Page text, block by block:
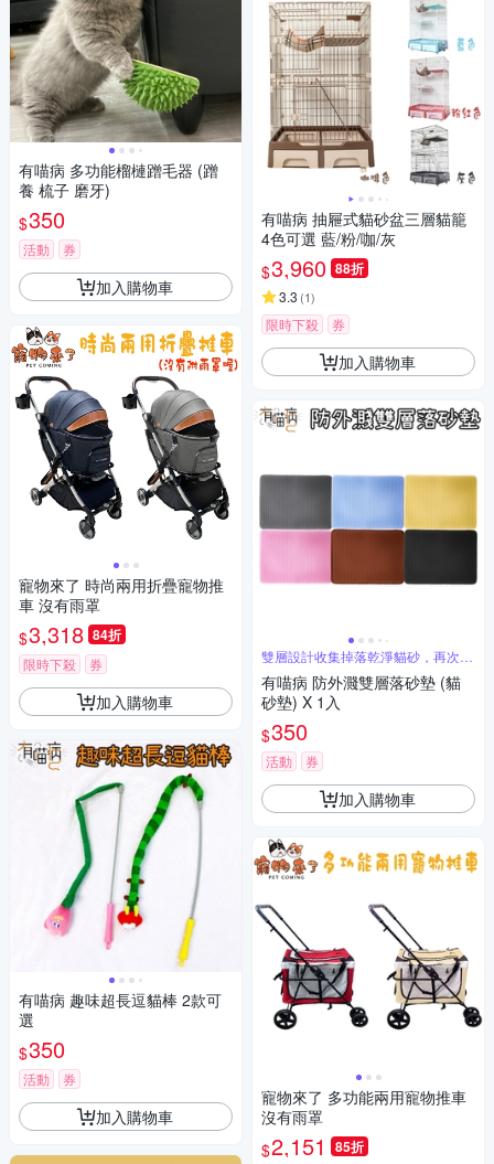
有喵病 多功能榴槤蹭毛器 (蹭
養 梳子 磨牙)
$350
活動 券
加入購物車
寵物來了 時尚兩用折疊寵物推
車 沒有雨罩
$3,318 84折
限時下殺 券
加入購物車
有喵病 趣味超長逗貓棒 2款可
選
$350
活動 券
加入購物車
有喵病 抽屜式貓砂盆三層貓籠
4色可選 藍/粉/咖/灰
$3,960 88折
3.3 (1)
限時下殺 券
加入購物車
雙層設計收集掉落乾淨貓砂，再次到
回盆中
有喵病 防外濺雙層落砂墊 (貓
砂墊) X 1入
$350
活動 券
加入購物車
寵物來了 多功能兩用寵物推車
沒有雨罩
$2,151 85折